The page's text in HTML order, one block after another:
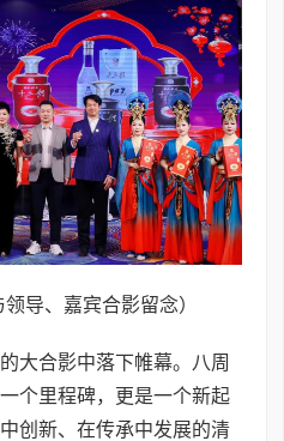
导、嘉宾合影留念）
大合影中落下帷幕。八周
个里程碑，更是一个新起
创新、在传承中发展的清